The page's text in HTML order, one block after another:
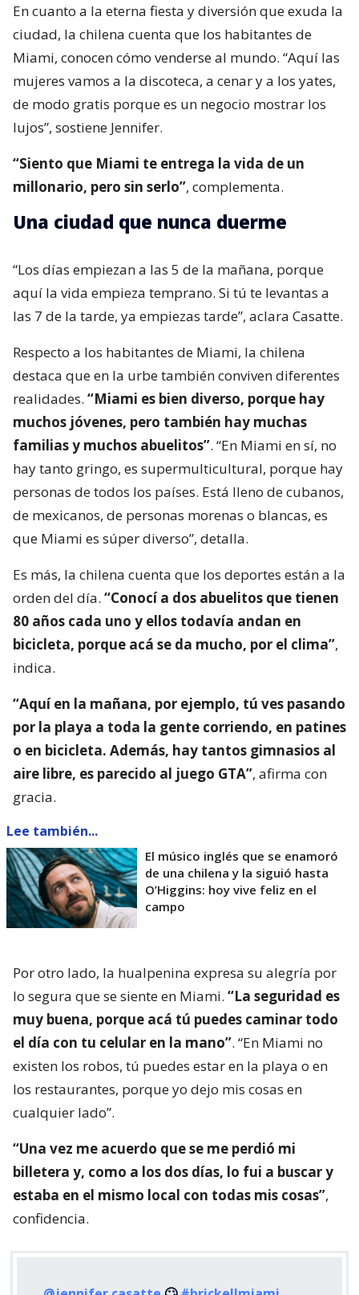
En cuanto a la eterna fiesta y diversión que exuda la
ciudad, la chilena cuenta que los habitantes de
Miami, conocen cómo venderse al mundo. “Aquí las
mujeres vamos a la discoteca, a cenar y a los yates,
de modo gratis porque es un negocio mostrar los
lujos”, sostiene Jennifer.
“Siento que Miami te entrega la vida de un
millonario, pero sin serlo”, complementa.
Una ciudad que nunca duerme
“Los días empiezan a las 5 de la mañana, porque
aquí la vida empieza temprano. Si tú te levantas a
las 7 de la tarde, ya empiezas tarde”, aclara Casatte.
Respecto a los habitantes de Miami, la chilena
destaca que en la urbe también conviven diferentes
realidades. “Miami es bien diverso, porque hay
muchos jóvenes, pero también hay muchas
familias y muchos abuelitos”. “En Miami en sí, no
hay tanto gringo, es supermulticultural, porque hay
personas de todos los países. Está lleno de cubanos,
de mexicanos, de personas morenas o blancas, es
que Miami es súper diverso”, detalla.
Es más, la chilena cuenta que los deportes están a la
orden del día. “Conocí a dos abuelitos que tienen
80 años cada uno y ellos todavía andan en
bicicleta, porque acá se da mucho, por el clima”,
indica.
“Aquí en la mañana, por ejemplo, tú ves pasando
por la playa a toda la gente corriendo, en patines
o en bicicleta. Además, hay tantos gimnasios al
aire libre, es parecido al juego GTA”, afirma con
gracia.
Lee también...
El músico inglés que se enamoró
de una chilena y la siguió hasta
O’Higgins: hoy vive feliz en el
campo
Por otro lado, la hualpenina expresa su alegría por
lo segura que se siente en Miami. “La seguridad es
muy buena, porque acá tú puedes caminar todo
el día con tu celular en la mano”. “En Miami no
existen los robos, tú puedes estar en la playa o en
los restaurantes, porque yo dejo mis cosas en
cualquier lado”.
“Una vez me acuerdo que se me perdió mi
billetera y, como a los dos días, lo fui a buscar y
estaba en el mismo local con todas mis cosas”,
confidencia.